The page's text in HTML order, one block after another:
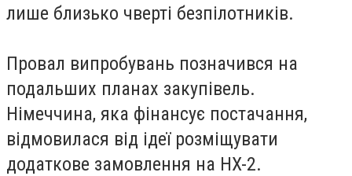
лише близько чверті безпілотників.
Провал випробувань позначився на
подальших планах закупівель.
Німеччина, яка фінансує постачання,
відмовилася від ідеї розміщувати
додаткове замовлення на HX-2.